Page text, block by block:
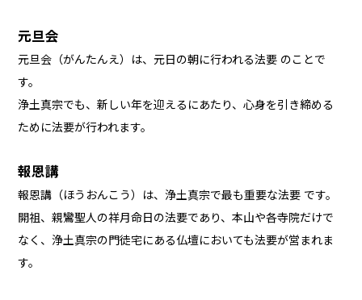
元旦会
元旦会（がんたんえ）は、元日の朝に行われる法要 のことで
す。
浄土真宗でも、新しい年を迎えるにあたり、心身を引き締める
ために法要が行われます。
報恩講
報恩講（ほうおんこう）は、浄土真宗で最も重要な法要 です。
開祖、親鸞聖人の祥月命日の法要であり、本山や各寺院だけで
なく、浄土真宗の門徒宅にある仏壇においても法要が営まれま
す。